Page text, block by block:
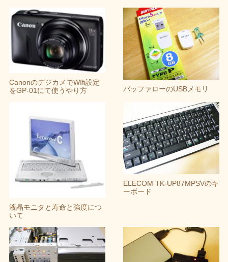
CanonのデジカメでWIfi設定
をGP-01にて使うやり方
バッファローのUSBメモリ
液晶モニタと寿命と強度につ
いて
ELECOM TK-UP87MPSVのキ
ーボード